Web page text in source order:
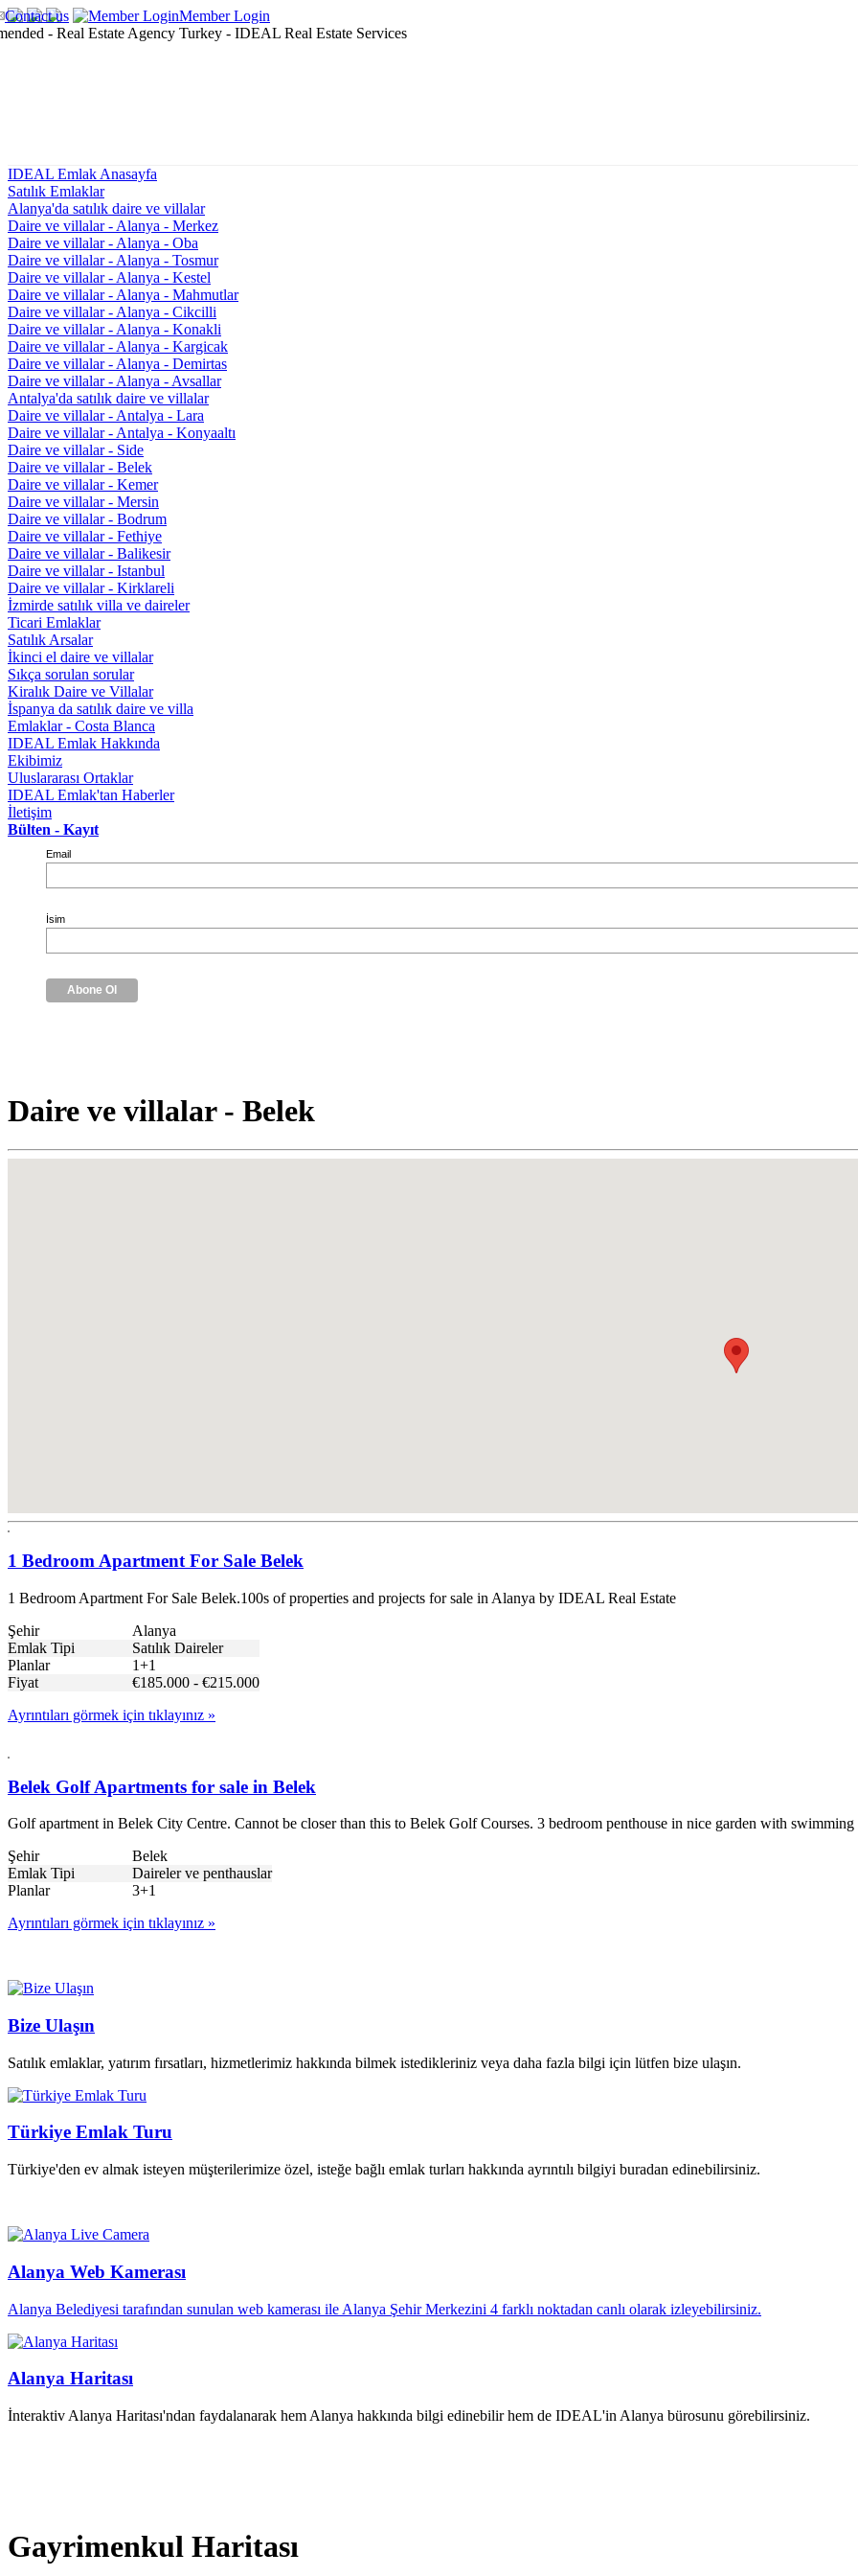
Contact us Member Login
IDEAL Emlak Anasayfa
Satılık Emlaklar
Alanya'da satılık daire ve villalar
Daire ve villalar - Alanya - Merkez
Daire ve villalar - Alanya - Oba
Daire ve villalar - Alanya - Tosmur
Daire ve villalar - Alanya - Kestel
Daire ve villalar - Alanya - Mahmutlar
Daire ve villalar - Alanya - Cikcilli
Daire ve villalar - Alanya - Konakli
Daire ve villalar - Alanya - Kargicak
Daire ve villalar - Alanya - Demirtas
Daire ve villalar - Alanya - Avsallar
Antalya'da satılık daire ve villalar
Daire ve villalar - Antalya - Lara
Daire ve villalar - Antalya - Konyaaltı
Daire ve villalar - Side
Daire ve villalar - Belek
Daire ve villalar - Kemer
Daire ve villalar - Mersin
Daire ve villalar - Bodrum
Daire ve villalar - Fethiye
Daire ve villalar - Balikesir
Daire ve villalar - Istanbul
Daire ve villalar - Kirklareli
İzmirde satılık villa ve daireler
Ticari Emlaklar
Satılık Arsalar
İkinci el daire ve villalar
Sıkça sorulan sorular
Kiralık Daire ve Villalar
İspanya da satılık daire ve villa
Emlaklar - Costa Blanca
IDEAL Emlak Hakkında
Ekibimiz
Uluslararası Ortaklar
IDEAL Emlak'tan Haberler
İletişim
Bülten - Kayıt
Email
İsim
Daire ve villalar - Belek
1 Bedroom Apartment For Sale Belek
1 Bedroom Apartment For Sale Belek.100s of properties and projects for sale in Alanya by IDEAL Real Estate
Şehir
Alanya
Emlak Tipi
Satılık Daireler
Planlar
1+1
Fiyat
€185.000 - €215.000
Ayrıntıları görmek için tıklayınız »
Belek Golf Apartments for sale in Belek
Golf apartment in Belek City Centre. Cannot be closer than this to Belek Golf Courses. 3 bedroom penthouse in nice garden with
Şehir
Belek
Emlak Tipi
Daireler ve penthauslar
Planlar
3+1
Ayrıntıları görmek için tıklayınız »
Bize Ulaşın
Satılık emlaklar, yatırım fırsatları, hizmetlerimiz hakkında bilmek istedikleriniz veya daha fazla bilgi için lütfen bize ulaşın.
Türkiye Emlak Turu
Türkiye'den ev almak isteyen müşterilerimize özel, isteğe bağlı emlak turları hakkında ayrıntılı bilgiyi buradan edinebilirsiniz.
Alanya Web Kamerası
Alanya Belediyesi tarafından sunulan web kamerası ile Alanya Şehir Merkezini 4 farklı noktadan canlı olarak izleyebilirsiniz.
Alanya Haritası
İnteraktiv Alanya Haritası'ndan faydalanarak hem Alanya hakkında bilgi edinebilir hem de IDEAL'in Alanya bürosunu görebilirsiniz.
Gayrimenkul Haritası